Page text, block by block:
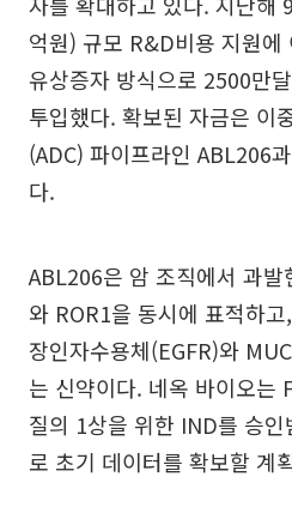
억원) 규모 R&D비용 지원에
유상증자 방식으로 2500만
투입했다. 확보된 자금은 이
(ADC) 파이프라인 ABL206
다.
ABL206은 암 조직에서 과
와 ROR1을 동시에 표적하
장인자수용체(EGFR)와
는 신약이다. 네옥 바이오는
질의 1상을 위한 IND를 승
로 초기 데이터를 확보할 계